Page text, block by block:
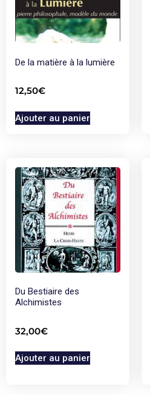
De la matière à la lumière
12,50€
Ajouter au panier
Du Bestiaire des
Alchimistes
32,00€
Ajouter au panier